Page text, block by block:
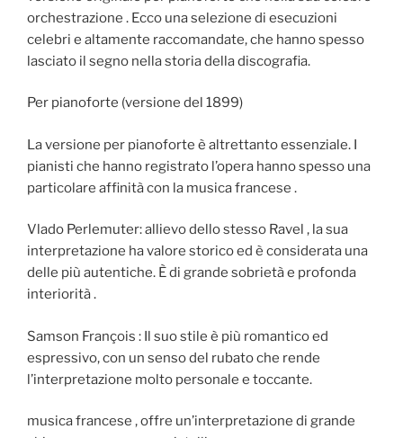
orchestrazione . Ecco una selezione di esecuzioni
celebri e altamente raccomandate, che hanno spesso
lasciato il segno nella storia della discografia.
Per pianoforte (versione del 1899)
La versione per pianoforte è altrettanto essenziale. I
pianisti che hanno registrato l’opera hanno spesso una
particolare affinità con la musica francese .
Vlado Perlemuter: allievo dello stesso Ravel , la sua
interpretazione ha valore storico ed è considerata una
delle più autentiche. È di grande sobrietà e profonda
interiorità .
Samson François : Il suo stile è più romantico ed
espressivo, con un senso del rubato che rende
l’interpretazione molto personale e toccante.
musica francese , offre un’interpretazione di grande